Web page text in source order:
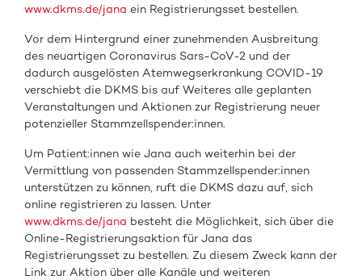
www.dkms.de/jana ein Registrierungsset bestellen.
Vor dem Hintergrund einer zunehmenden Ausbreitung
des neuartigen Coronavirus Sars-CoV-2 und der
dadurch ausgelösten Atemwegserkrankung COVID-19
verschiebt die DKMS bis auf Weiteres alle geplanten
Veranstaltungen und Aktionen zur Registrierung neuer
potenzieller Stammzellspender:innen.
Um Patient:innen wie Jana auch weiterhin bei der
Vermittlung von passenden Stammzellspender:innen
unterstützen zu können, ruft die DKMS dazu auf, sich
online registrieren zu lassen. Unter
www.dkms.de/jana besteht die Möglichkeit, sich über die
Online-Registrierungsaktion für Jana das
Registrierungsset zu bestellen. Zu diesem Zweck kann der
Link zur Aktion über alle Kanäle und weiteren